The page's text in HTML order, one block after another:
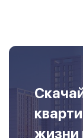
жизни